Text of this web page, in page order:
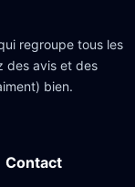
regroupe tous les
des avis et des
bien.
Contact